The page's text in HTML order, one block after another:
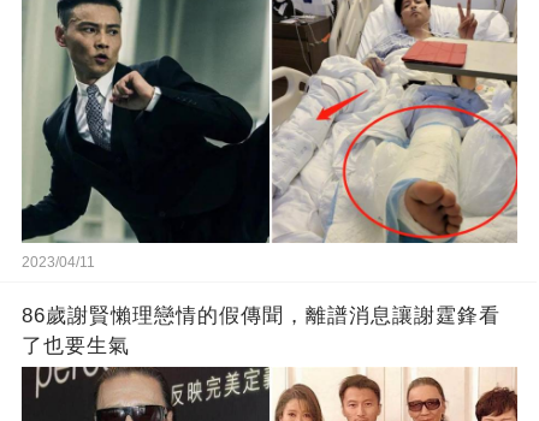
2023/04/11
86歲謝賢懶理戀情的假傳聞，離譜消息讓謝霆鋒看
了也要生氣